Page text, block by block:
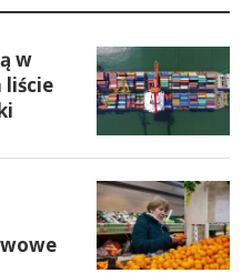
w
liście